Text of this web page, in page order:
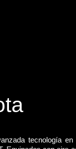
tecnología en